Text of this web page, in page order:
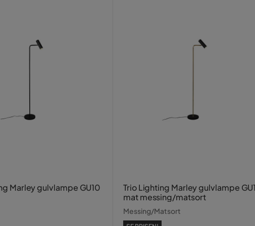
Marley gulvlampe GU10
Trio Lighting Marley gulvlampe
mat messing/matsort
Messing/Matsort